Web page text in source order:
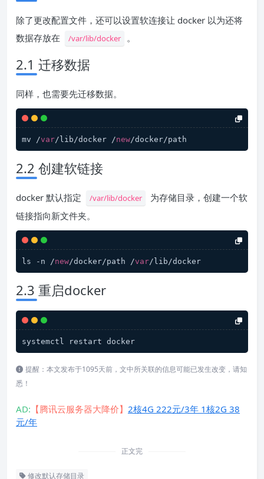
除了更改配置文件，还可以设置软连接让 docker 以为还将
数据存放在
/var/lib/docker 。
2.1 迁移数据
同样，也需要先迁移数据。
mv /var/lib/docker /new/docker/path
2.2 创建软链接
docker 默认指定 /var/lib/docker
为存储目录，创建一个软
链接指向新文件夹。
ls -n /new/docker/path /var/lib/docker
2.3 重启docker
systemctl restart docker
提醒：本文发布于1095天前，文中所关联的信息可能已发生改变，请知
悉！
AD: 【腾讯云服务器大降价】 2核4G 222元/3年 1核2G 38
元/年
正文完
修改默认存储目录